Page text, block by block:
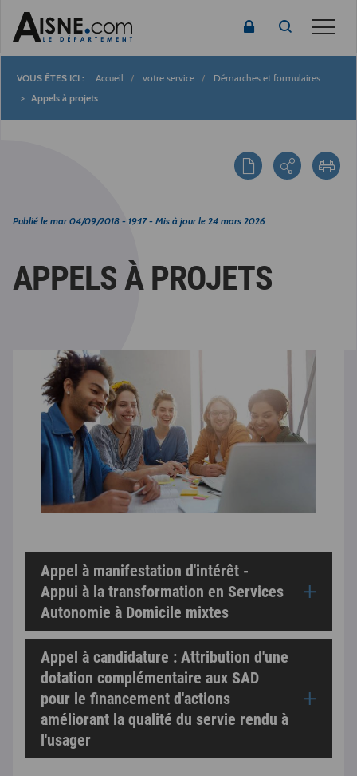
Fil
Accueil votre service
Démarches et formulaires
Appels à projets
Publié le mar 04/09/2018 - 19:17 - Mis à jour le 24 mars 2026
APPELS À PROJETS
Appel à manifestation d'intérêt -
Appui à la transformation en Services
Autonomie à Domicile mixtes
Appel à candidature : Attribution d'une
dotation complémentaire aux SAD
pour le financement d'actions
améliorant la qualité du servie rendu à
l'usager